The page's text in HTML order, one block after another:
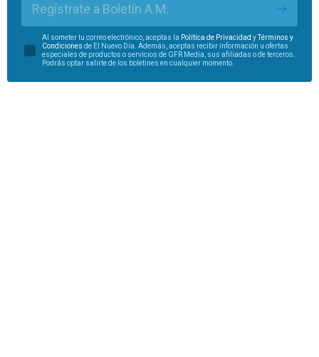
Regístrate a Boletín A.M.
Al someter tu correo electrónico, aceptas la Política de Privacidad yTérminos y
Condiciones de El Nuevo Día. Además, aceptas recibir información u ofertas
especiales de productos o servicios de GFR Media, sus afiliadas o de terceros.
Podrás optar salirte de los boletines en cualquier momento.